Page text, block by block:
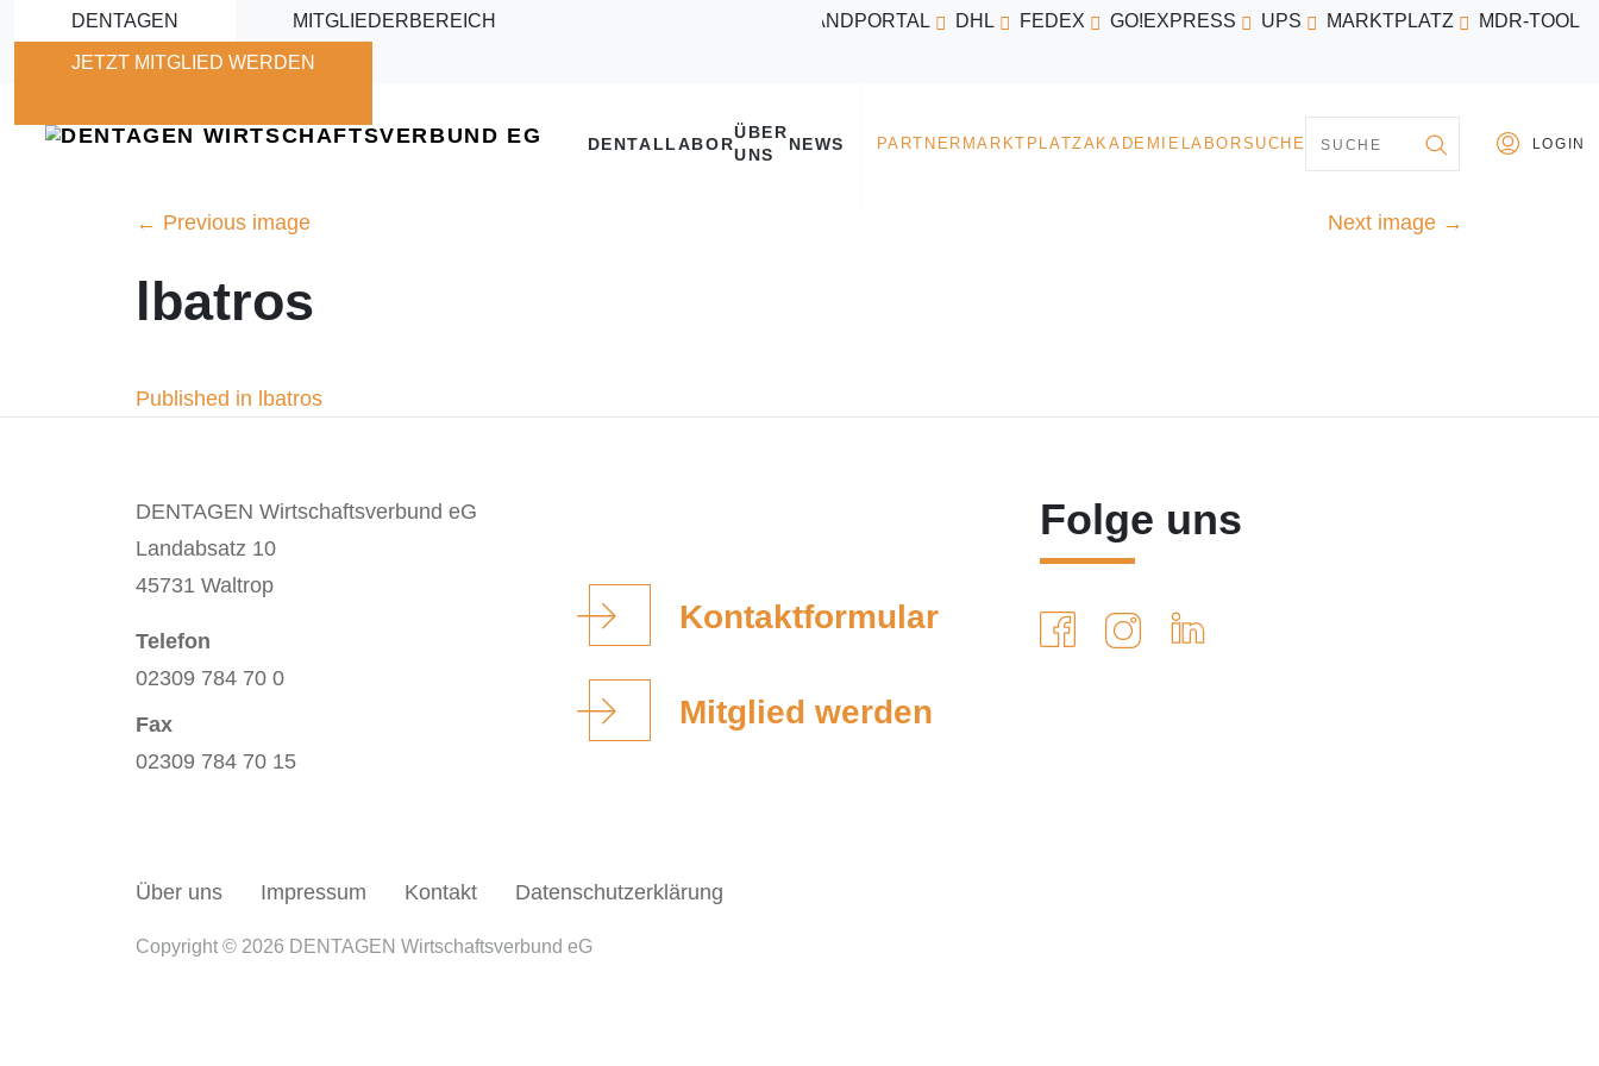
Skip to main content
DENTAGEN MITGLIEDERBEREICH
JETZT MITGLIED WERDEN
VERSANDPORTAL DHL FEDEX GO!EXPRESS UPS MARKTPLATZ MDR-TOOL
← Previous image Next image →
lbatros
Beitragsnavigation
Published in lbatros
DENTAGEN Wirtschaftsverbund eG
Landabsatz 10
45731 Waltrop
Telefon
02309 784 70 0
Fax
02309 784 70 15
Kontaktformular
Mitglied werden
Folge uns
Über uns Impressum Kontakt Datenschutzerklärung
Copyright © 2026 DENTAGEN Wirtschaftsverbund eG